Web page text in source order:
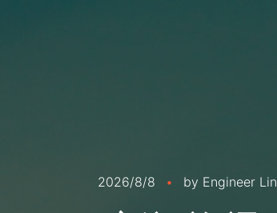
2026/8/8 • by Engineer Lin